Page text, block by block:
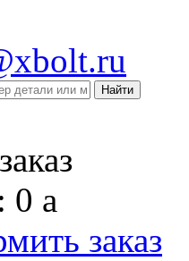
Найти
0 a
заказ